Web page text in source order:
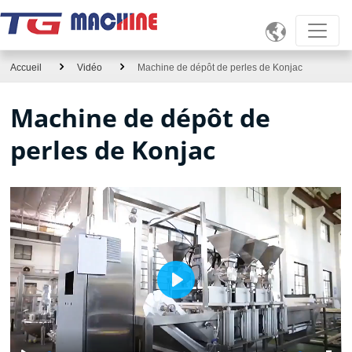

Accueil Vidéo Machine de dépôt de perles de Konjac
Machine de dépôt de
perles de Konjac
Play